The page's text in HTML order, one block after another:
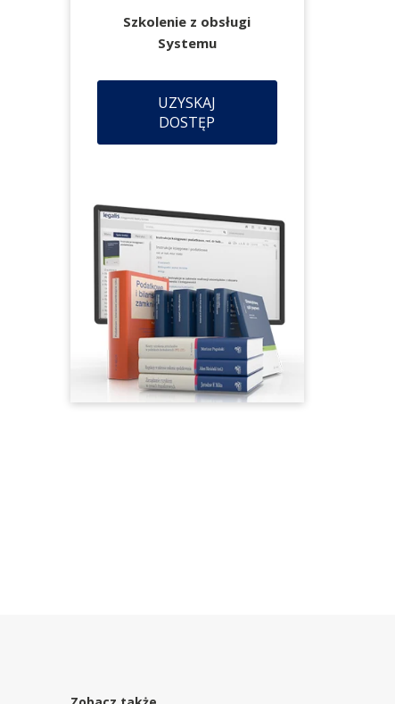
Szkolenie z obsługi
Systemu
UZYSKAJ
DOSTĘP